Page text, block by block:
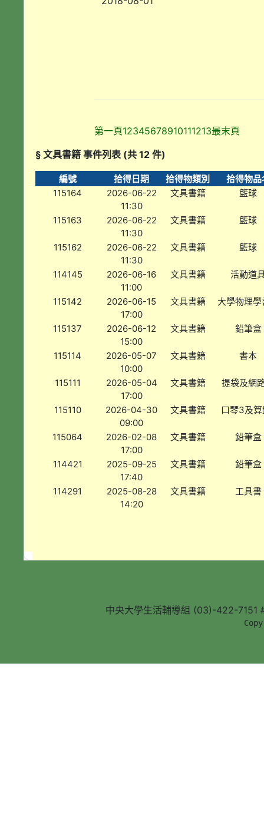
第一頁12345678910111213最末頁
§ 文具書籍 事件列表 (共 12 件)
編號 拾得日期 拾得物類別
拾得物品
115164
2026-06-22
11:30
文具書籍 籃球
115163
2026-06-22
11:30
文具書籍 籃球
115162
2026-06-22
11:30
文具書籍 籃球
114145
2026-06-16
11:00
文具書籍 活動道
115142
2026-06-15
17:00
文具書籍 大學物理學
115137
2026-06-12
15:00
文具書籍 鉛筆盒
115114
2026-05-07
10:00
文具書籍 書本
115111
2026-05-04
17:00
文具書籍 提袋及網
115110
2026-04-30
09:00
文具書籍 口琴3及算
115064
2026-02-08
17:00
文具書籍 鉛筆盒
114421
2025-09-25
17:40
文具書籍 鉛筆盒
114291
2025-08-28
14:20
文具書籍 工具書
中央大學生活輔導組 (03)-422-7151